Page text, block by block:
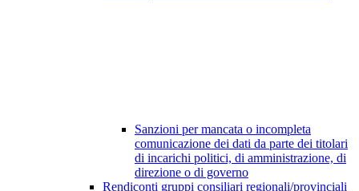
Sanzioni per mancata o incompleta
comunicazione dei dati da parte dei titolari
di incarichi politici, di amministrazione, di
direzione o di governo
Rendiconti gruppi consiliari regionali/provinciali